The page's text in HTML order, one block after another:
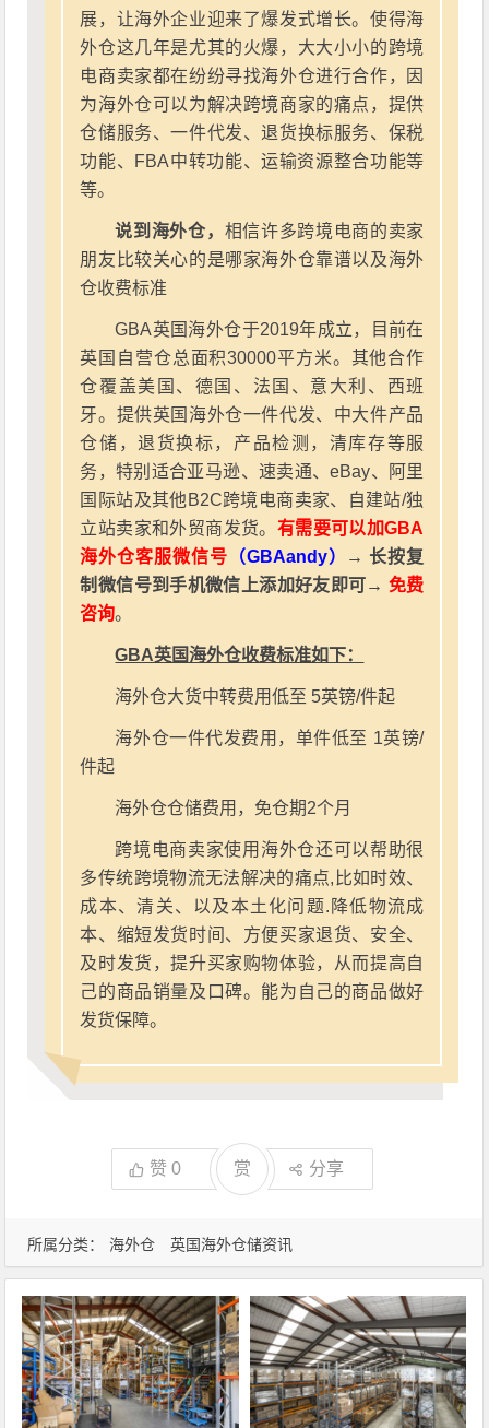
所属分类： 海外仓 英国海外仓储资讯
展，让海外企业迎来了爆发式增长。使得海
外仓这几年是尤其的火爆，大大小小的跨境
电商卖家都在纷纷寻找海外仓进行合作，因
为海外仓可以为解决跨境商家的痛点，提供
仓储服务、一件代发、退货换标服务、保税
功能、FBA中转功能、运输资源整合功能等
等。
说到海外仓， 相信许多跨境电商的卖家
朋友比较关心的是哪家海外仓靠谱以及海外
仓收费标准
GBA英国海外仓于2019年成立，目前在
英国自营仓总面积30000平方米。其他合作
仓覆盖美国、德国、法国、意大利、西班
牙。提供英国海外仓一件代发、中大件产品
仓储，退货换标，产品检测，清库存等服
务，特别适合亚马逊、速卖通、eBay、阿里
国际站及其他B2C跨境电商卖家、自建站/独
立站卖家和外贸商发货。 有需要可以加GBA
海外仓客服微信号 （GBAandy）
→ 长按复
制微信号到手机微信上添加好友即可→ 免费
咨询。
GBA英国海外仓收费标准如下：
海外仓大货中转费用低至 5英镑/件起
海外仓一件代发费用，单件低至 1英镑/
件起
海外仓仓储费用，免仓期2个月
跨境电商卖家使用海外仓还可以帮助很
多传统跨境物流无法解决的痛点,比如时效、
成本、清关、以及本土化问题.降低物流成
本、缩短发货时间、方便买家退货、安全、
及时发货，提升买家购物体验，从而提高自
己的商品销量及口碑。能为自己的商品做好
发货保障。
赞0 赏 分享